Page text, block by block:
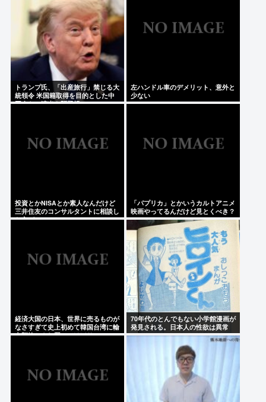
られずPTSDに 加害者側が釈明も… 月岡ツキ「納得
がいかない」
Powered by livedoor 相互RSS
トランプ氏、「出産旅行」禁じる大
統領令 米国籍取得を目的とした中
国人らの渡米を問題視
左ハンドル車のデメリット、意外と
少ない
投資とかNISAとか素人なんだけど
三井住友のコンサルタントに相談し
た方がいいのか？
「パプリカ」とかいうカルトアニメ
映画やってるんだけど見とくべき？
経済大国の日本、世界に売るものが
なさすぎて史上初めて韓国台湾に輸
出額抜かされ置いてけぼりwww
70年代のとんでもない小学館漫画が
発見される。日本人の性欲は異常